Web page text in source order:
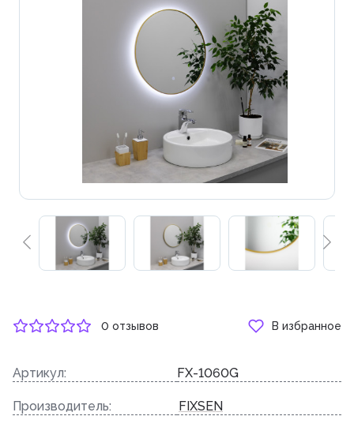
0 отзывов В избранное
Артикул: FX-1060G
Производитель: FIXSEN